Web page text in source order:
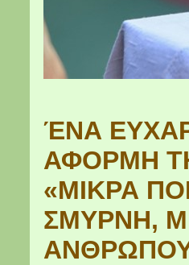
ΈΝΑ
ΑΦΟΡΜΗ
«ΜΙΚΡΑ
ΣΜΥΡΝΗ,